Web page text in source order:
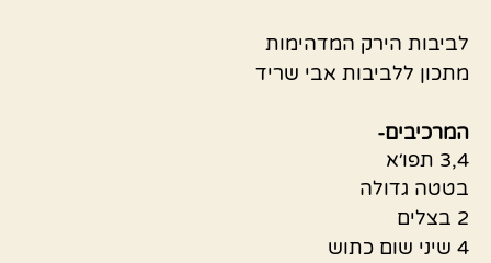
לביבות הירק המדהימות
מתכון ללביבות אבי שריד
המרכיבים-
3,4 תפו׳א
בטטה גדולה
2 בצלים
4 שיני שום כתוש